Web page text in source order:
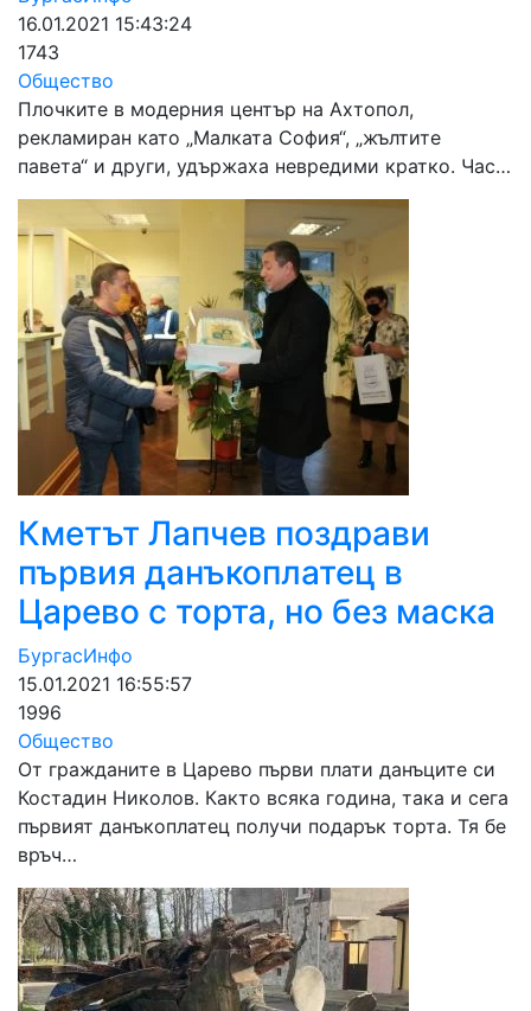
16.01.2021 15:43:24
1743
Общество
Плочките в модерния център на Ахтопол,
рекламиран като „Малката София“, „жълтите
павета“ и други, удържаха невредими кратко. Час…
Кметът Лапчев поздрави
първия данъкоплатец в
Царево с торта, но без маска
БургасИнфо
15.01.2021 16:55:57
1996
Общество
От гражданите в Царево първи плати данъците си
Костадин Николов. Както всяка година, така и сега
първият данъкоплатец получи подарък торта. Тя бе
връч…